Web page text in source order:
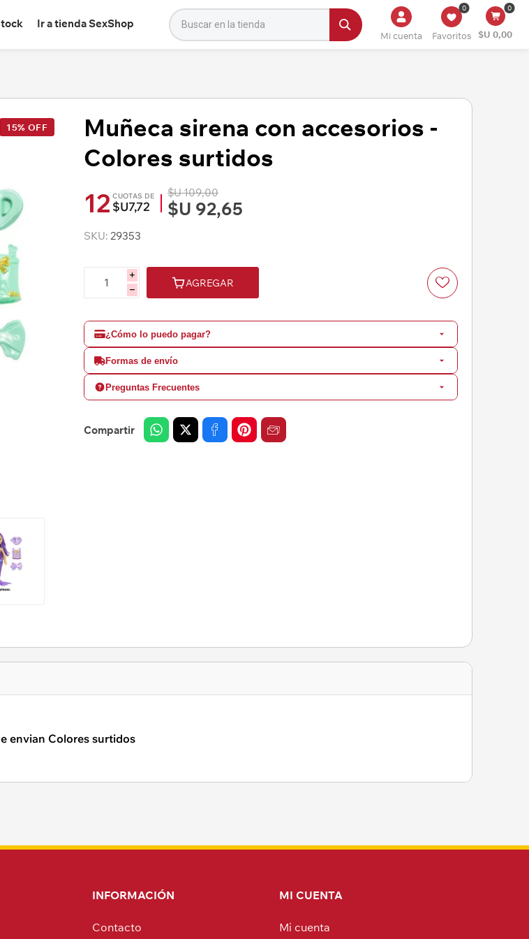
Ir a tienda SexShop
Mi cuenta Favoritos
0 0
$U 0,00
15% OFF
Muñeca sirena con accesorios -
Colores surtidos
12 CUOTAS DE
$U7,72
$U 109,00
$U 92,65
SKU: 29353
i
h
AGREGAR
¿Cómo lo puedo pagar?
Formas de envío
Preguntas Frecuentes
Compartir
envian Colores surtidos
INFORMACIÓN
Contacto
MI CUENTA
Mi cuenta